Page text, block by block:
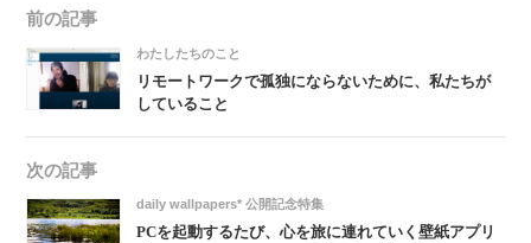
前の記事
わたしたちのこと
リモートワークで孤独にならないために、私たちが
していること
次の記事
daily wallpapers* 公開記念特集
PCを起動するたび、心を旅に連れていく壁紙アプリ